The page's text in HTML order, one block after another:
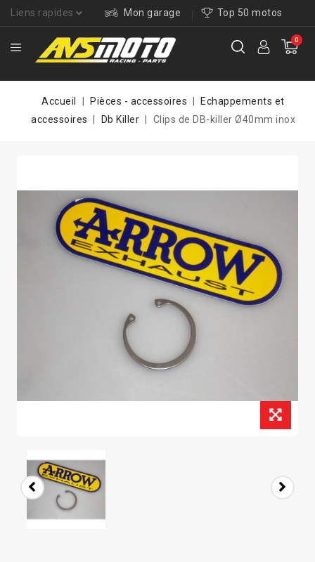
Liens rapides Mon garage Top 50 motos
0
Accueil Pièces - accessoires
Echappements et
accessoires
Db Killer Clips de DB-killer Ø40mm inox